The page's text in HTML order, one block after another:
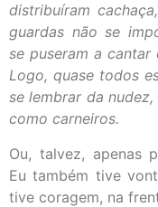
distribuíram
guardas não se
se puseram a
Logo, quase todos
se lembrar da
como carneiros.
Ou, talvez, apenas
Eu também tive
tive coragem, na